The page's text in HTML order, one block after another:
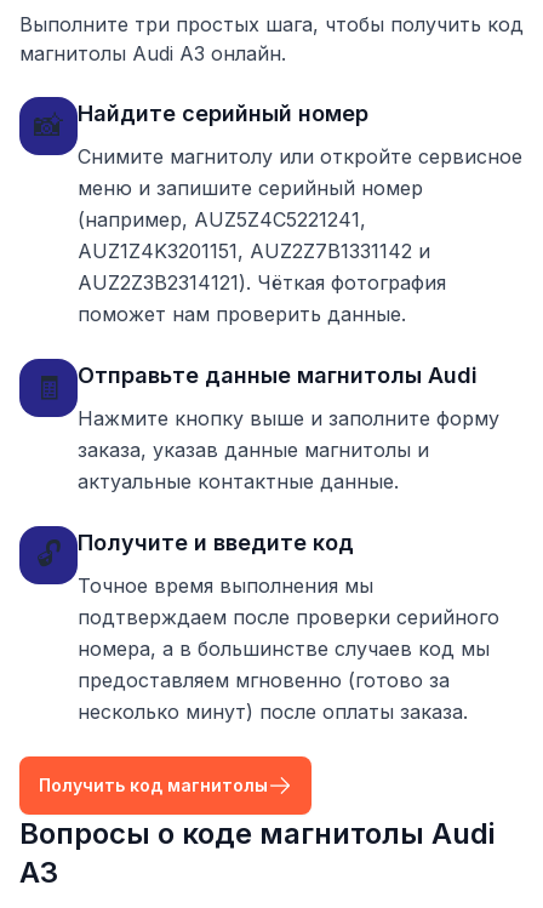
Выполните три простых шага, чтобы получить код
магнитолы Audi A3 онлайн.
📸 Найдите серийный номер
Снимите магнитолу или откройте сервисное
меню и запишите серийный номер
(например, AUZ5Z4C5221241,
AUZ1Z4K3201151, AUZ2Z7B1331142 и
AUZ2Z3B2314121). Чёткая фотография
поможет нам проверить данные.
🧾 Отправьте данные магнитолы Audi
Нажмите кнопку выше и заполните форму
заказа, указав данные магнитолы и
актуальные контактные данные.
🔓 Получите и введите код
Точное время выполнения мы
подтверждаем после проверки серийного
номера, а в большинстве случаев код мы
предоставляем мгновенно (готово за
несколько минут) после оплаты заказа.
Получить код магнитолы
Вопросы о коде магнитолы Audi
A3